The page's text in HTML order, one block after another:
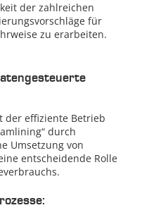
der zahlreichen
für
zu erarbeiten.
der effiziente Betrieb
durch
Umsetzung von
entscheidende Rolle